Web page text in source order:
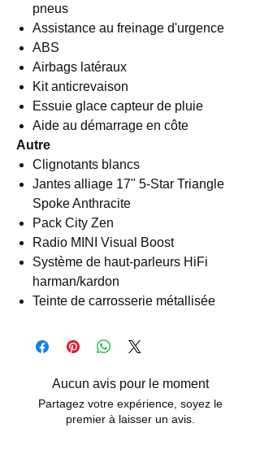
pneus
Assistance au freinage d'urgence
ABS
Airbags latéraux
Kit anticrevaison
Essuie glace capteur de pluie
Aide au démarrage en côte
Autre
Clignotants blancs
Jantes alliage 17" 5-Star Triangle
Spoke Anthracite
Pack City Zen
Radio MINI Visual Boost
Système de haut-parleurs HiFi
harman/kardon
Teinte de carrosserie métallisée
Aucun avis pour le moment
Partagez votre expérience, soyez le
premier à laisser un avis.